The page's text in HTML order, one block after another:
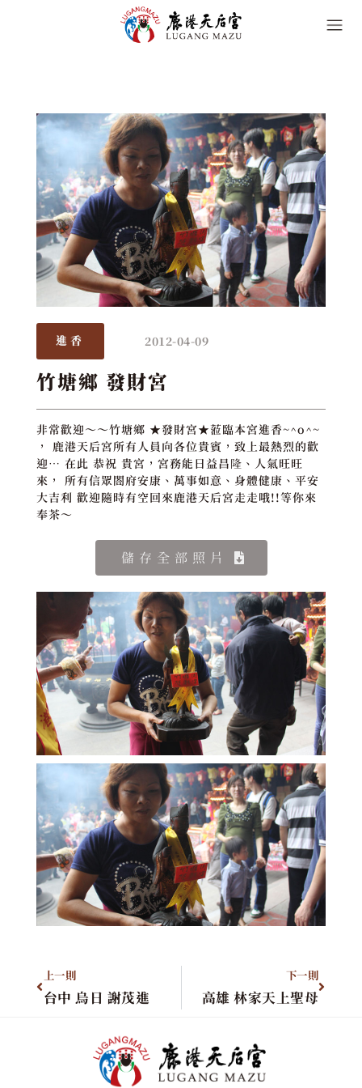
進香 2012-04-09
竹塘鄉 發財宮
非常歡迎～～竹塘鄉 ★發財宮★蒞臨本宮進香~^o^~
， 鹿港天后宮所有人員向各位貴賓，致上最熱烈的歡
迎… 在此 恭祝 貴宮，宮務能日益昌隆、人氣旺旺
來， 所有信眾閤府安康、萬事如意、身體健康、平安
大吉利 歡迎隨時有空回來鹿港天后宮走走哦!!等你來
奉茶～
儲存全部照片
上一則
台中 烏日 謝茂進
下一則
高雄 林家天上聖母